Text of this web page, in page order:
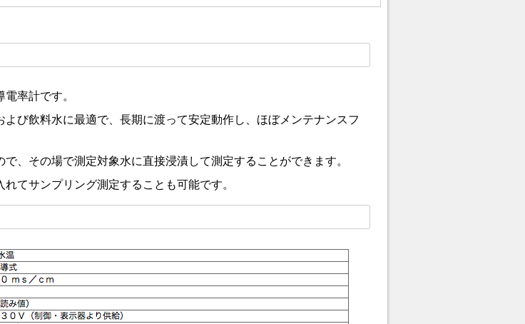
率計です。
よび飲料水に最適で、長期に渡って安定動作し、ほぼメンテナンスフ
で、その場で測定対象水に直接浸漬して測定することができます。
てサンプリング測定することも可能です。